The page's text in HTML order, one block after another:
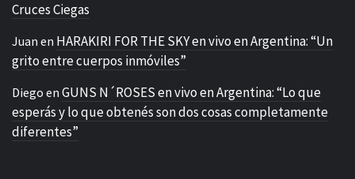
Cruces Ciegas
Juan en HARAKIRI FOR THE SKY en vivo en Argentina: “Un
grito entre cuerpos inmóviles”
Diego en GUNS N´ROSES en vivo en Argentina: “Lo que
esperás y lo que obtenés son dos cosas completamente
diferentes”